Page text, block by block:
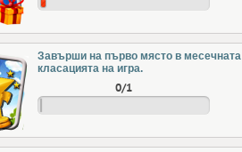
Завърши на първо място в месечната
класацията на игра.
0/1